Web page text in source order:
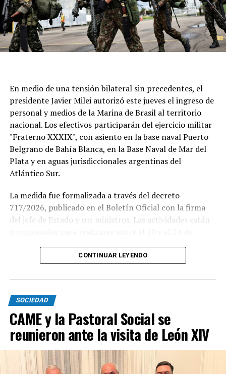
En medio de una tensión bilateral sin precedentes, el
presidente Javier Milei autorizó este jueves el ingreso de
personal y medios de la Marina de Brasil al territorio
nacional. Los efectivos participarán del ejercicio militar
"Fraterno XXXIX", con asiento en la base naval Puerto
Belgrano de Bahía Blanca, en la Base Naval de Mar del
Plata y en aguas jurisdiccionales argentinas del
Atlántico Sur.
La medida fue formalizada a través del decreto
717/2026, publicado en el Boletín Oficial con la firma
del jefe de Estado y sus ministros. Las actividades están
1978 y busca incrementar el adiestramiento y la
interoperabilidad en operaciones navales y anfibias.
Según los considerandos del decreto, el fin es
estandarizar y simplificar los procesos de planeamiento
entre ambas armadas.
El texto oficial destaca que la participación argentina en
estas maniobras señala su compromiso con la seguridad
CONTINUAR LEYENDO
SOCIEDAD
CAME y la Pastoral Social se
reunieron ante la visita de León XIV